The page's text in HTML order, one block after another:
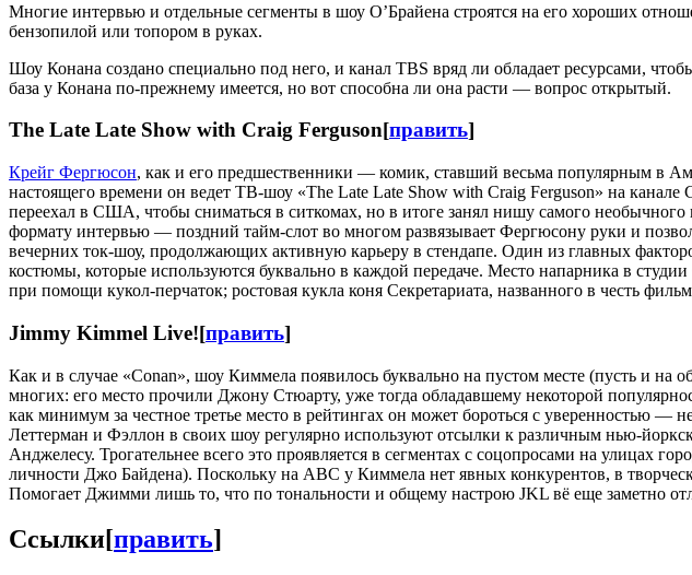
Многие интервью и отдельные сегменты в шоу О’Брайена строятся на его хороших
бензопилой или топором в руках.
Шоу Конана создано специально под него, и канал TBS вряд ли обладает ресурсами,
база у Конана по-прежнему имеется, но вот способна ли она расти — вопрос открытый.
The Late Late Show with Craig Ferguson[править]
Крейг Фергюсон, как и его предшественники — комик, ставший весьма популярным в
настоящего времени он ведет ТВ-шоу «The Late Late Show with Craig Ferguson» на
переехал в США, чтобы сниматься в ситкомах, но в итоге занял нишу самого
формату интервью — поздний тайм-слот во многом развязывает Фергюсону руки и
вечерних ток-шоу, продолжающих активную карьеру в стендапе. Один из главных
костюмы, которые используются буквально в каждой передаче. Место напарника в
при помощи кукол-перчаток; ростовая кукла коня Секретариата, названного в честь
Jimmy Kimmel Live![править]
Как и в случае «Conan», шоу Киммела появилось буквально на пустом месте (пусть и
многих: его место прочили Джону Стюарту, уже тогда обладавшему некоторой
как минимум за честное третье место в рейтингах он может бороться с уверенностью —
Леттерман и Фэллон в своих шоу регулярно используют отсылки к различным нью-
Анджелесу. Трогательнее всего это проявляется в сегментах с соцопросами на улицах
личности Джо Байдена). Поскольку на ABC у Киммела нет явных конкурентов, в
Помогает Джимми лишь то, что по тональности и общему настрою JKL вё еще заметно
Ссылки[править]